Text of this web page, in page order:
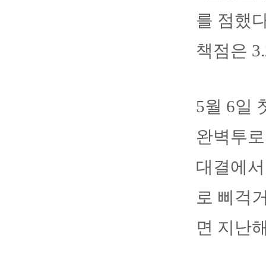
를 점했
책점은
5월 6일
완벽투
대결에
로 삐걱
면 지난